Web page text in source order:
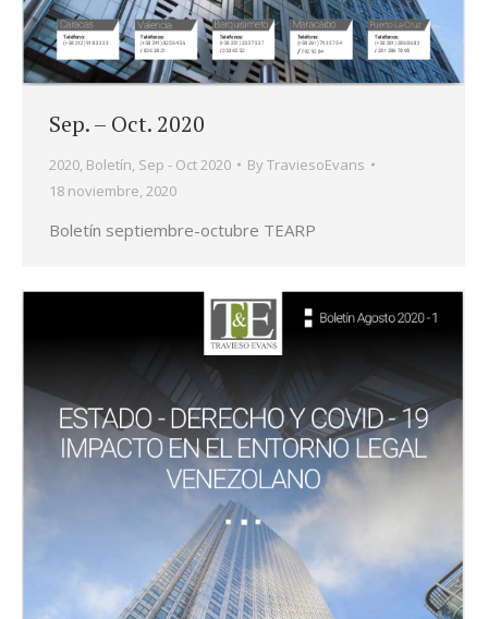
Sep. – Oct. 2020
2020, Boletín, Sep - Oct 2020 ByTraviesoEvans
18 noviembre, 2020
Boletín septiembre-octubre TEARP